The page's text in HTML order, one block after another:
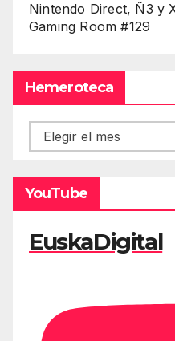
Nintendo Direct, Ñ3 y
Gaming Room #129
Hemeroteca
Hemeroteca
YouTube
EuskaDigital